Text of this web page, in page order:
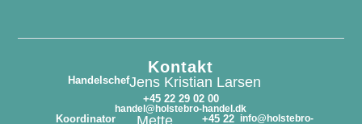
Kontakt
HandelschefJens Kristian Larsen
+45 22 29 02 00
handel@holstebro-handel.dk
Koordinator
Mette
+45 22 info@holstebro-